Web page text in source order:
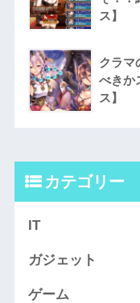
ス】
クラマ
べきか
ス】
カテゴリー
IT
ガジェット
ゲーム